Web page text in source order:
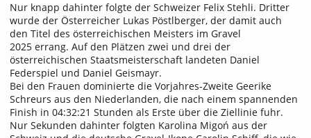
Nur knapp dahinter folgte der Schweizer Felix Stehli. Dritter
wurde der Österreicher Lukas Pöstlberger, der damit auch
den Titel des österreichischen Meisters im Gravel
2025 errang. Auf den Plätzen zwei und drei der
österreichischen Staatsmeisterschaft landeten Daniel
Federspiel und Daniel Geismayr.
Bei den Frauen dominierte die Vorjahres-Zweite Geerike
Schreurs aus den Niederlanden, die nach einem spannenden
Finish in 04:32:21 Stunden als Erste über die Ziellinie fuhr.
Nur Sekunden dahinter folgten Karolina Migoń aus der